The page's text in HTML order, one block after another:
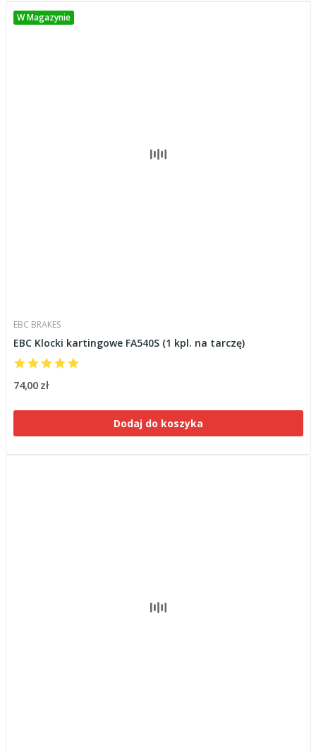
W Magazynie
EBC BRAKES
EBC Klocki kartingowe FA540S (1 kpl. na tarczę)
74,00 zł
Dodaj do koszyka